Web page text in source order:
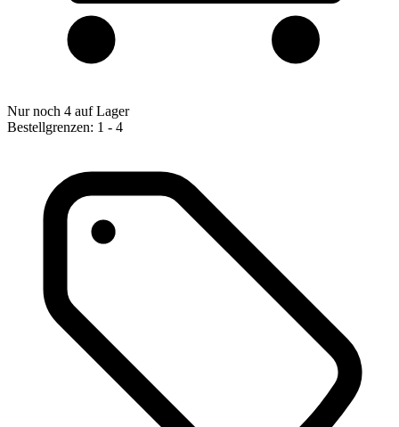
Nur noch 4 auf Lager
Bestellgrenzen: 1 - 4